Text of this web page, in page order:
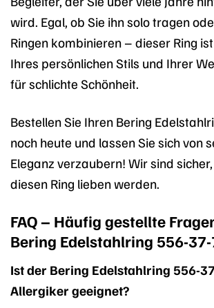
wird. Egal, ob Sie ihn solo tragen
Ringen kombinieren – dieser Ring
Ihres persönlichen Stils und Ihrer
für schlichte Schönheit.
Bestellen Sie Ihren Bering
noch heute und lassen Sie sich von
Eleganz verzaubern! Wir sind
diesen Ring lieben werden.
FAQ – Häufig gestellte
Bering Edelstahlring 556-
Ist der Bering Edelstahlring 556-
Allergiker geeignet?